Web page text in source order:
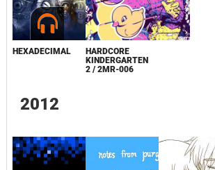
HEXADECIMAL
HARDCORE
KINDERGARTEN
2 / 2MR-006
2012